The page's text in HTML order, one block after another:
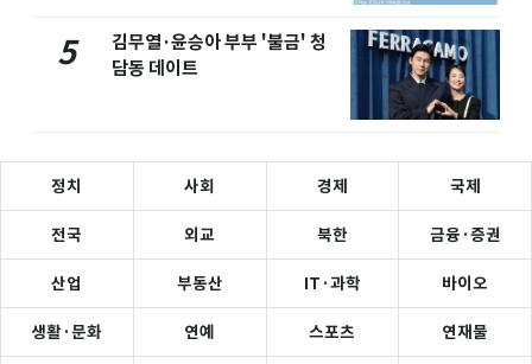
5
김무열·윤승아 부부 '불금' 청
담동 데이트
정치 사회 경제 국제
전국 외교 북한 금융·증권
산업 부동산 IT·과학 바이오
생활·문화 연예 스포츠 연재물